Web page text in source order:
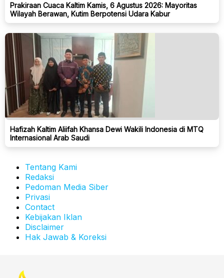
Prakiraan Cuaca Kaltim Kamis, 6 Agustus 2026: Mayoritas
Wilayah Berawan, Kutim Berpotensi Udara Kabur
Hafizah Kaltim Aliifah Khansa Dewi Wakili Indonesia di MTQ
Internasional Arab Saudi
Tentang Kami
Redaksi
Pedoman Media Siber
Privasi
Contact
Kebijakan Iklan
Disclaimer
Hak Jawab & Koreksi